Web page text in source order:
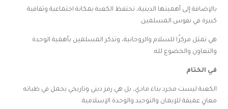
بالإضافة إلى أهميتها الدينية، تحتفظ الكعبة بمكانة اجتماعية وثقافية
كبيرة في نفوس المسلمين.
هي تمثل مركزًا للسلام والروحانية، وتذكر المسلمين بأهمية الوحدة
والتعاون والخضوع لله.
في الختام
الكعبة ليست مجرد بناء مادي، بل هي رمز ديني وتاريخي يحمل في طياته
معانٍ عميقة للإيمان والتوحيد والوحدة الإسلامية.